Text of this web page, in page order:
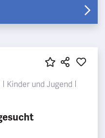
Kinder und Jugend